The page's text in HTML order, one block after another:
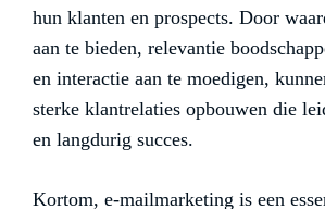
hun klanten en prospects. Door
aan te bieden, relevantie
en interactie aan te moedigen,
sterke klantrelaties opbouwen die
en langdurig succes.
Kortom, e-mailmarketing is een